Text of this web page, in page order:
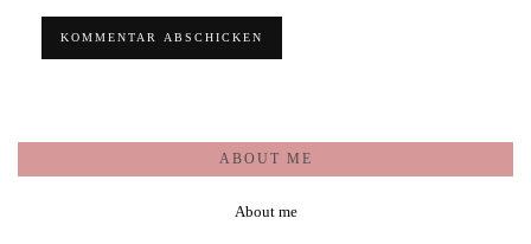
ABOUT ME
About me